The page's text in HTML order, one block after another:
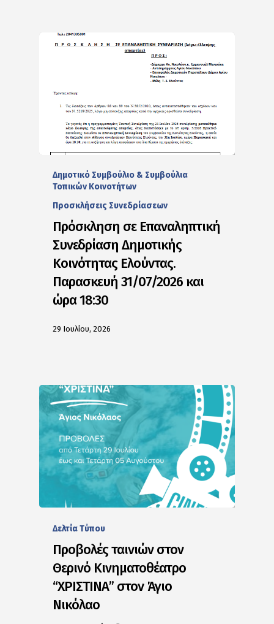
Δημοτικό Συμβούλιο & Συμβούλια
Τοπικών Κοινοτήτων
Προσκλήσεις Συνεδρίασεων
Πρόσκληση σε Επαναληπτική
Συνεδρίαση Δημοτικής
Κοινότητας Ελούντας.
Παρασκευή 31/07/2026 και
ώρα 18:30
29 Ιουλίου, 2026
Δελτία Tύπου
Προβολές ταινιών στον
Θερινό Κινηματοθέατρο
“ΧΡΙΣΤΙΝΑ” στον Άγιο
Νικόλαο